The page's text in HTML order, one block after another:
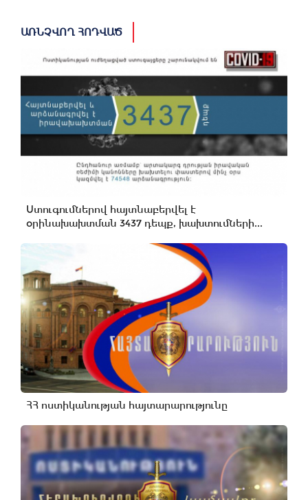
ԱՌՆՉՎՈՂ ՀՈԴՎԱԾ
Ստուգումներով հայտնաբերվել է
օրինախախտման 3437 դեպք, խախտումների...
ՀՀ ոստիկանության հայտարարությունը